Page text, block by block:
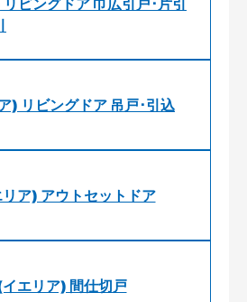
) リビングドア 吊戸･引込
ア) アウトセットドア
エリア) 間仕切戸